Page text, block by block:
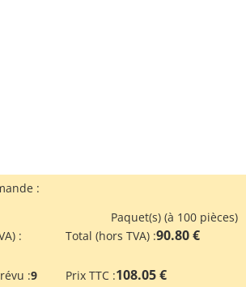
:
Paquet(s) (à 100 pièces)
:
Total (hors TVA) :90.80 €
:9
Prix TTC :108.05 €